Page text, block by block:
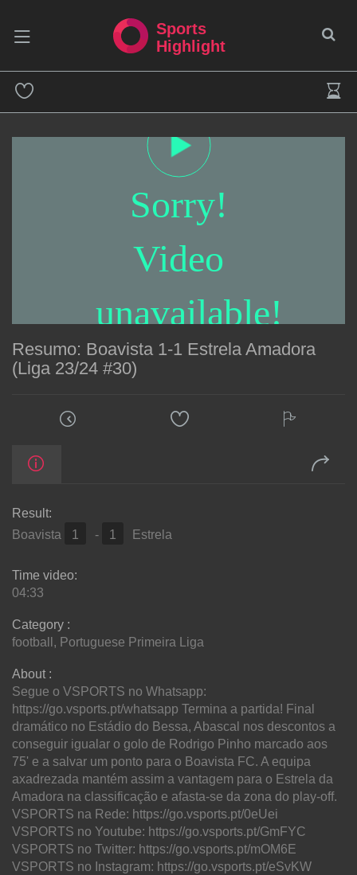
Sports
Highlight
Sorry!
Video
unavailable!
Resumo: Boavista 1-1 Estrela Amadora
(Liga 23/24 #30)
Result:
Boavista
1 - 1 Estrela
Time video:
04:33
Category :
football , Portuguese Primeira Liga
About :
Segue o VSPORTS no Whatsapp:
https://go.vsports.pt/whatsapp Termina a partida! Final
dramático no Estádio do Bessa, Abascal nos descontos a
conseguir igualar o golo de Rodrigo Pinho marcado aos
75' e a salvar um ponto para o Boavista FC. A equipa
axadrezada mantém assim a vantagem para o Estrela da
Amadora na classificação e afasta-se da zona do play-off.
VSPORTS na Rede: https://go.vsports.pt/0eUei
VSPORTS no Youtube: https://go.vsports.pt/GmFYC
VSPORTS no Twitter: https://go.vsports.pt/mOM6E
VSPORTS no Instagram: https://go.vsports.pt/eSvKW